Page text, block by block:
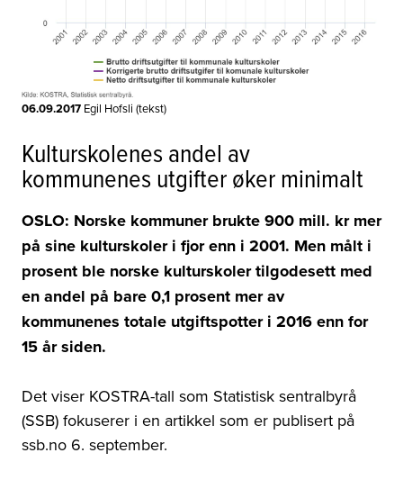
06.09.2017 Egil Hofsli (tekst)
Kulturskolenes andel av
kommunenes utgifter øker minimalt
OSLO: Norske kommuner brukte 900 mill. kr mer
på sine kulturskoler i fjor enn i 2001. Men målt i
prosent ble norske kulturskoler tilgodesett med
en andel på bare 0,1 prosent mer av
kommunenes totale utgiftspotter i 2016 enn for
15 år siden.
Det viser KOSTRA-tall som Statistisk sentralbyrå
(SSB) fokuserer i en artikkel som er publisert på
ssb.no 6. september.